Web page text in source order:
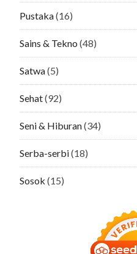
Pustaka(16)
Sains & Tekno (48)
Satwa(5)
Sehat(92)
Seni & Hiburan(34)
Serba-serbi(18)
Sosok (15)